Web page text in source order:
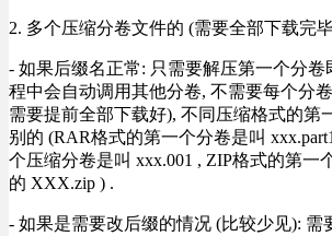
2. 多个压缩分卷文件的 (需要全部下载完
- 如果后缀名正常: 只需要解压第一个分卷
程中会自动调用其他分卷, 不需要每个分
需要提前全部下载好), 不同压缩格式的第
别的 (RAR格式的第一个分卷是叫
个压缩分卷是叫 xxx.001 , ZIP格式的第一
的 XXX.zip ) .
- 如果是需要改后缀的情况 (比较少见): 需